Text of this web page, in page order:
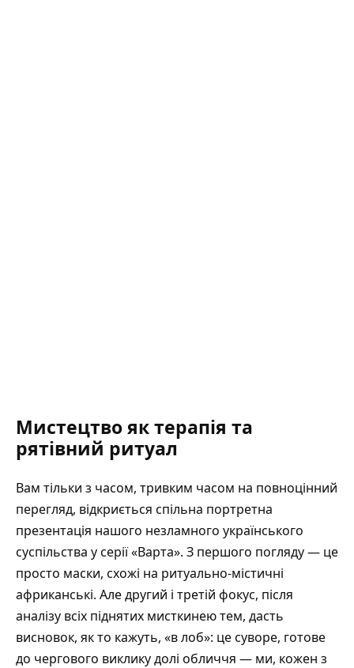
Мистецтво як терапія та
рятівний ритуал
Вам тільки з часом, тривким часом на повноцінний
перегляд, відкриється спільна портретна
презентація нашого незламного українського
суспільства у серії «Варта». З першого погляду — це
просто маски, схожі на ритуально-містичні
африканські. Але другий і третій фокус, після
аналізу всіх піднятих мисткинею тем, дасть
висновок, як то кажуть, «в лоб»: це суворе, готове
до чергового виклику долі обличчя — ми, кожен з